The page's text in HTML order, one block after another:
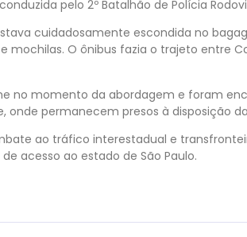
pelo 2º Batalhão de Polícia
cuidadosamente escondida no
mochilas. O ônibus fazia o trajeto entre
no momento da abordagem e foram
onde permanecem presos à disposição
ao tráfico interestadual e
acesso ao estado de São Paulo.